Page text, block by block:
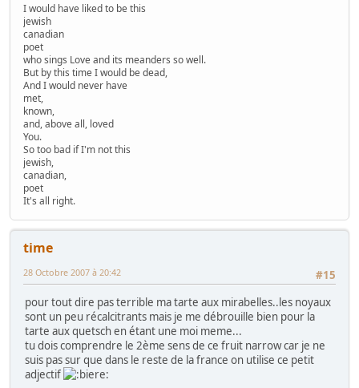
I would have liked to be this
jewish
canadian
poet
who sings Love and its meanders so well.
But by this time I would be dead,
And I would never have
met,
known,
and, above all, loved
You.
So too bad if I'm not this
jewish,
canadian,
poet
It's all right.
time
#15
28 Octobre 2007 à 20:42
pour tout dire pas terrible ma tarte aux mirabelles..les noyaux
sont un peu récalcitrants mais je me débrouille bien pour la
tarte aux quetsch en étant une moi meme...
tu dois comprendre le 2ème sens de ce fruit narrow car je ne
suis pas sur que dans le reste de la france on utilise ce petit
adjectif